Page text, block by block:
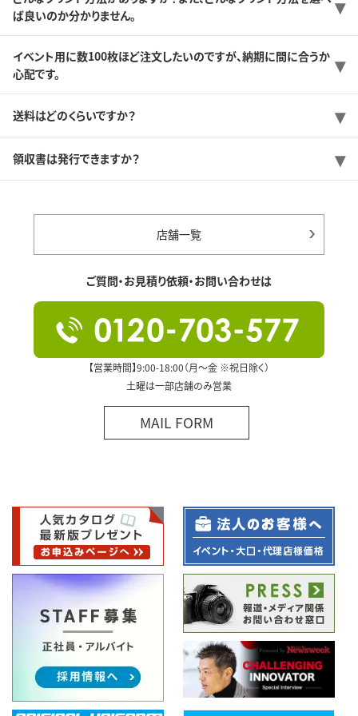
ば良いのか分かりません。
イベント用に数100枚ほど注文したいのですが、納期に間に合うか
心配です。
送料はどのくらいですか？
領収書は発行できますか？
店舗一覧
ご質問・お見積り依頼・お問い合わせは
【営業時間】9:00-18:00（月～金 ※祝日除く）
土曜は一部店舗のみ営業
MAIL FORM